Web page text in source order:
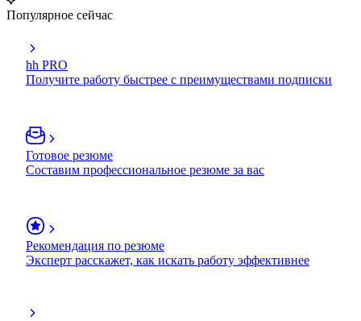
Популярное сейчас
hh PRO
Получите работу быстрее с преимуществами подписки
Готовое резюме
Составим профессиональное резюме за вас
Рекомендация по резюме
Эксперт расскажет, как искать работу эффективнее